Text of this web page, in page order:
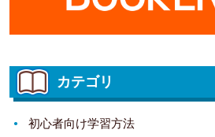
カテゴリ
初心者向け学習方法